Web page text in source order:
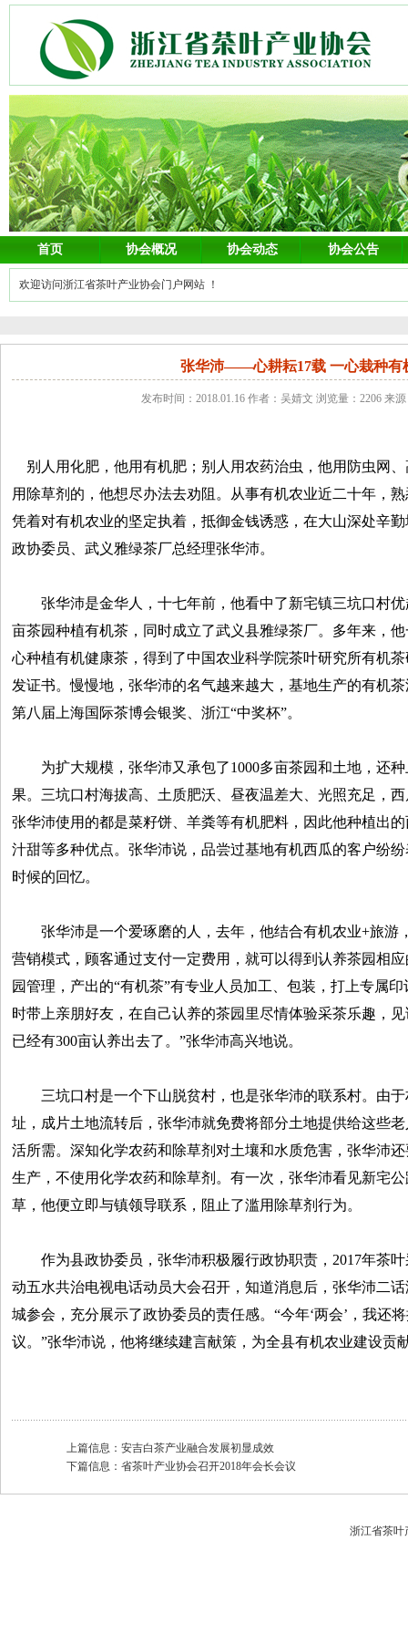
首页 协会概况 协会动态 协会公告
欢迎访问浙江省茶叶产业协会门户网站 ！
张华沛——心耕耘17载 一心栽种有
发布时间：2018.01.16 作者：吴婧文 浏览量：2206 来
别人用化肥，他用有机肥；别人用农药治虫，他用防虫网
用除草剂的，他想尽办法去劝阻。从事有机农业近二十年，
凭着对有机农业的坚定执着，抵御金钱诱惑，在大山深处辛
政协委员、武义雅绿茶厂总经理张华沛。
张华沛是金华人，十七年前，他看中了新宅镇三坑口村优
亩茶园种植有机茶，同时成立了武义县雅绿茶厂。多年来，
心种植有机健康茶，得到了中国农业科学院茶叶研究所有机
发证书。慢慢地，张华沛的名气越来越大，基地生产的有机
第八届上海国际茶博会银奖、浙江“中奖杯”。
为扩大规模，张华沛又承包了1000多亩茶园和土地，还种
果。三坑口村海拔高、土质肥沃、昼夜温差大、光照充足，
张华沛使用的都是菜籽饼、羊粪等有机肥料，因此他种植出
汁甜等多种优点。张华沛说，品尝过基地有机西瓜的客户纷
时候的回忆。
张华沛是一个爱琢磨的人，去年，他结合有机农业+旅游
营销模式，顾客通过支付一定费用，就可以得到认养茶园相
园管理，产出的“有机茶”有专业人员加工、包装，打上专属
时带上亲朋好友，在自己认养的茶园里尽情体验采茶乐趣，
已经有300亩认养出去了。”张华沛高兴地说。
三坑口村是一个下山脱贫村，也是张华沛的联系村。由于
址，成片土地流转后，张华沛就免费将部分土地提供给这些
活所需。深知化学农药和除草剂对土壤和水质危害，张华沛
生产，不使用化学农药和除草剂。有一次，张华沛看见新宅
草，他便立即与镇领导联系，阻止了滥用除草剂行为。
作为县政协委员，张华沛积极履行政协职责，2017年茶叶
动五水共治电视电话动员大会召开，知道消息后，张华沛二
城参会，充分展示了政协委员的责任感。“今年‘两会’，我还
议。”张华沛说，他将继续建言献策，为全县有机农业建设贡
上篇信息： 安吉白茶产业融合发展初显成效
下篇信息： 省茶叶产业协会召开2018年会长会议
浙江省茶